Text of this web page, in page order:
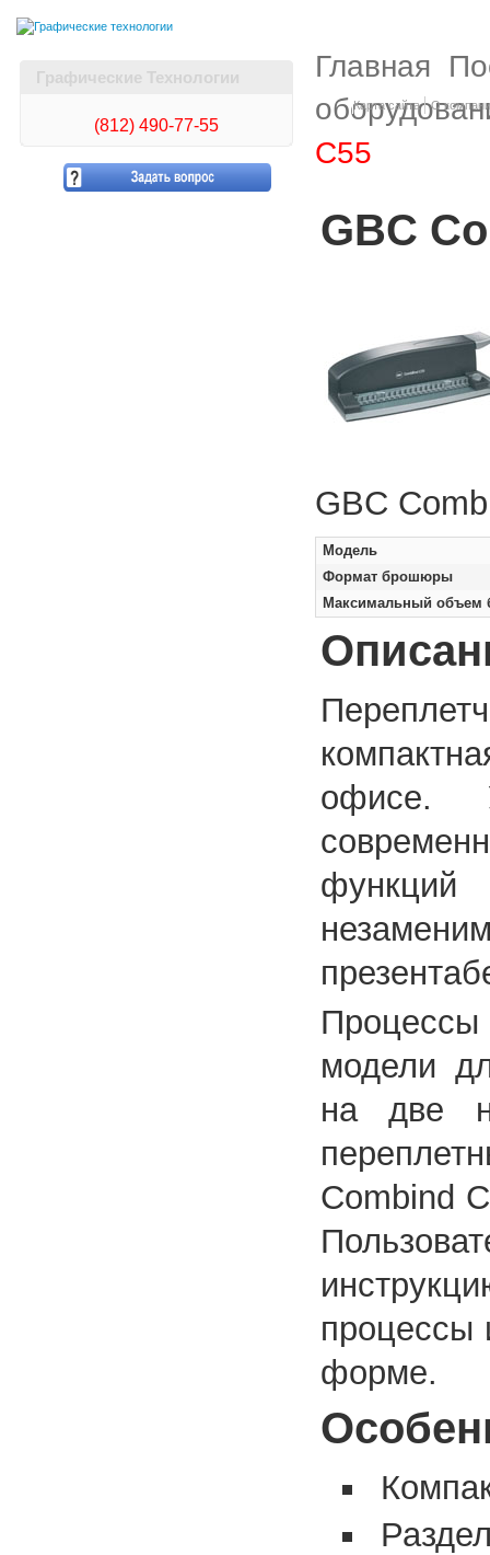
Карта сайта О
Графические Технологии
(812) 490-77-55
Главная
C55
GBC
GBC
Модель
Формат брошюры
Максимальный объем
офисе.
модели
на две
Combind
процессы
форме.